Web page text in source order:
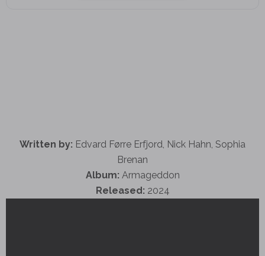
Written by: Edvard Førre Erfjord, Nick Hahn, Sophia
Brenan
Album: Armageddon
Released: 2024